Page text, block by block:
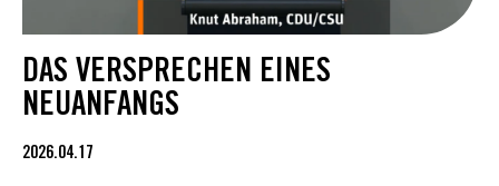
DAS VERSPRECHEN EINES
NEUANFANGS
2026.04.17